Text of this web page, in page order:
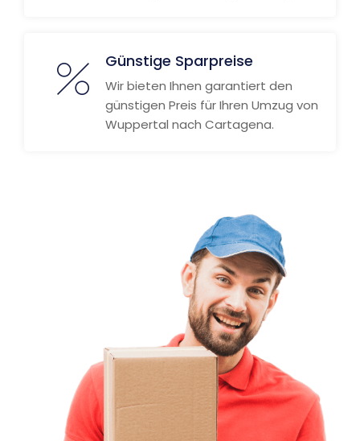
Günstige Sparpreise
Wir bieten Ihnen garantiert den
günstigen Preis für Ihren Umzug von
Wuppertal nach Cartagena.